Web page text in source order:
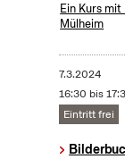
Ein Kurs
Mülheim
7.3.2024
16:30 bis
Eintritt frei